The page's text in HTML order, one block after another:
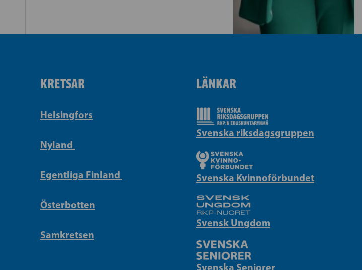
KRETSAR
Helsingfors
Nyland
Egentliga Finland
Österbotten
Samkretsen
LÄNKAR
Svenska riksdagsgruppen
Svenska Kvinnoförbundet
Svensk Ungdom
Svenska Seniorer